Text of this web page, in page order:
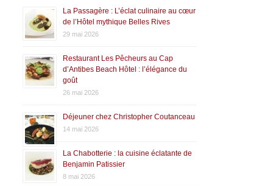
La Passagère : L’éclat culinaire au cœur
de l’Hôtel mythique Belles Rives
29 mai 2026
Restaurant Les Pêcheurs au Cap
d’Antibes Beach Hôtel : l’élégance du
goût
26 mai 2026
Déjeuner chez Christopher Coutanceau
14 mai 2026
La Chabotterie : la cuisine éclatante de
Benjamin Patissier
8 mai 2026